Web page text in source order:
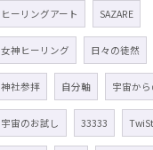
ヒーリングアート SAZARE
女神ヒーリング 日々の徒然
神社参拝 自分軸 宇宙か
宇宙のお試し 33333